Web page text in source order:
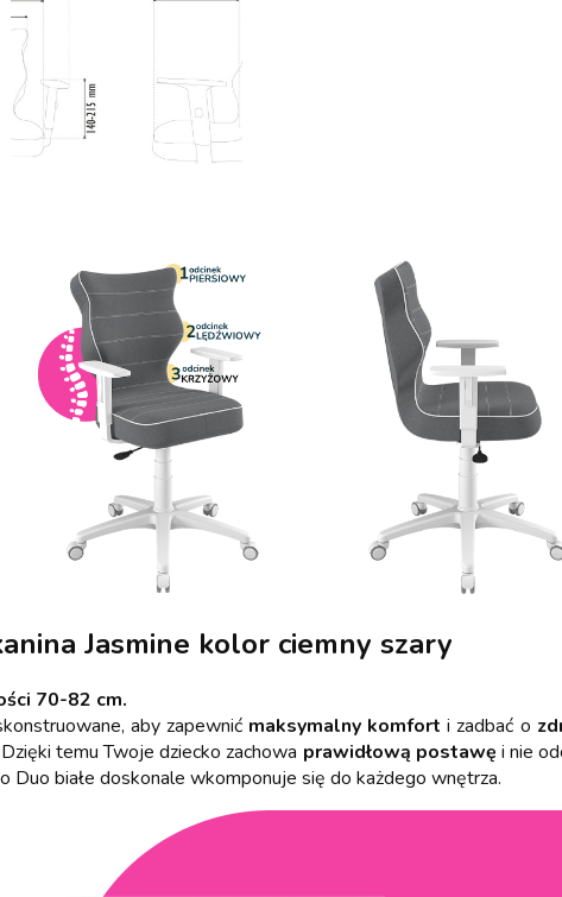
Jasmine kolor ciemny szary
70-82 cm.
aby zapewnić maksymalny komfort i zadbać o
temu Twoje dziecko zachowa prawidłową postawę i nie
Duo białe doskonale wkomponuje się do każdego wnętrza.